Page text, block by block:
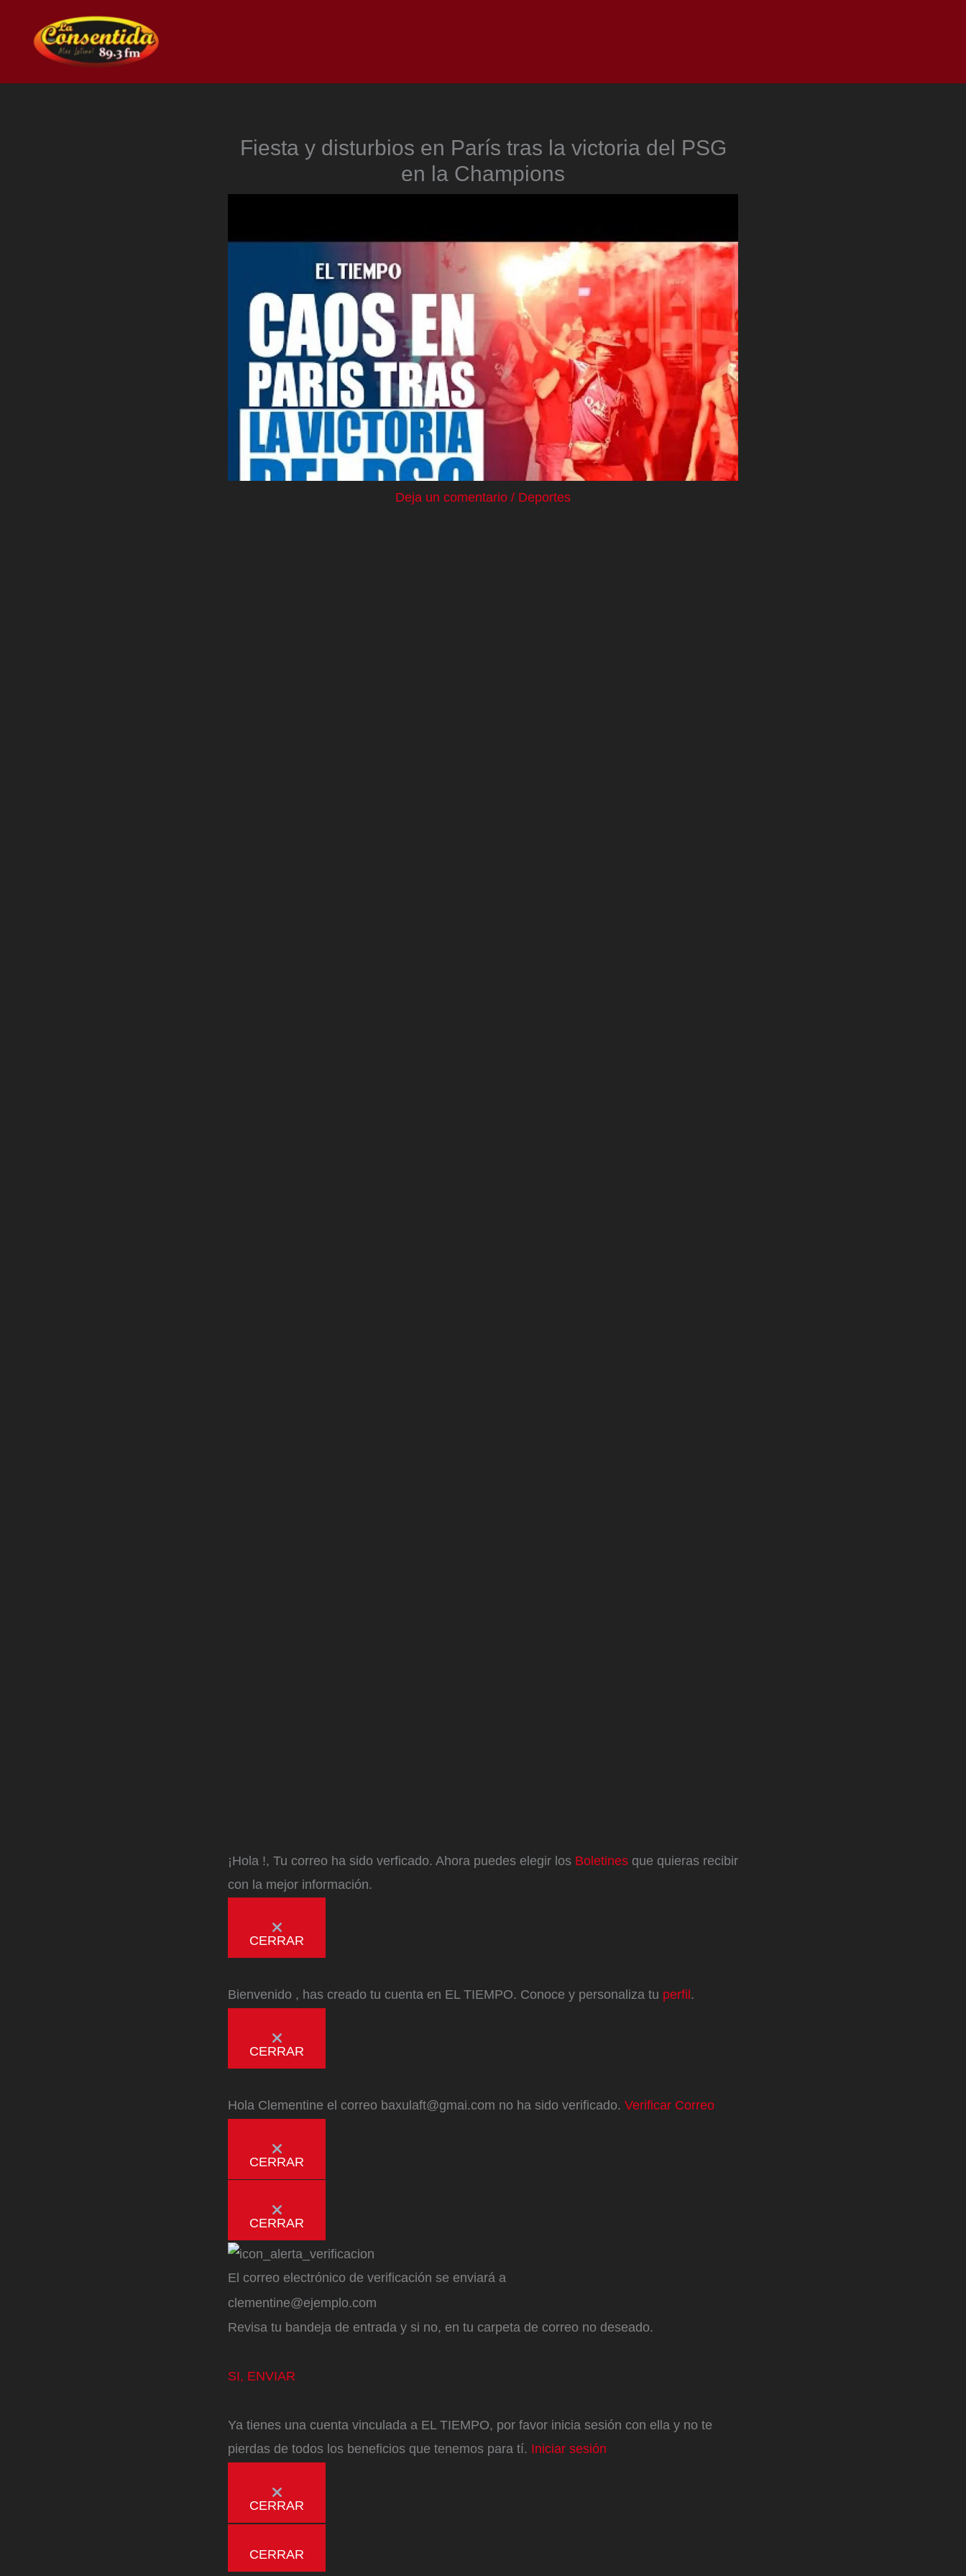
contenido
Fiesta y disturbios en París tras la victoria del PSG
en la Champions
Deja un comentario / Deportes
¡Hola !, Tu correo ha sido verficado. Ahora puedes elegir los Boletines que quieras recibir
con la mejor información.
CERRAR
Bienvenido , has creado tu cuenta en EL TIEMPO. Conoce y personaliza tu perfil .
CERRAR
Hola Clementine el correo baxulaft@gmai.com no ha sido verificado. Verificar Correo
CERRAR
CERRAR
El correo electrónico de verificación se enviará a
clementine@ejemplo.com
Revisa tu bandeja de entrada y si no, en tu carpeta de correo no deseado.
SI, ENVIAR
Ya tienes una cuenta vinculada a EL TIEMPO, por favor inicia sesión con ella y no te
pierdas de todos los beneficios que tenemos para tí. Iniciar sesión
CERRAR
CERRAR